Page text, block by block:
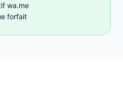
wa.me
forfait